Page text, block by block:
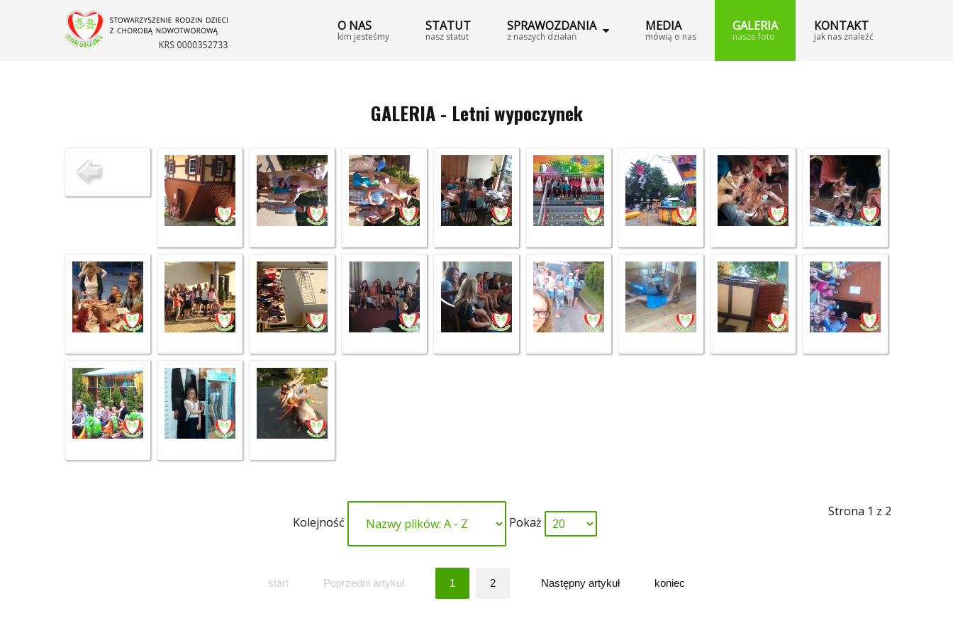
O NAS
kim jesteśmy
STATUT
nasz statut
SPRAWOZDANIA
z naszych działań
MEDIA
mówią o nas
GALERIA
nasze foto
KONTAKT
jak nas znaleźć
GALERIA - Letni wypoczynek
Kolejność Pokaż
Strona 1 z 2
start Poprzedni artykuł 1 2 Następny artykuł koniec